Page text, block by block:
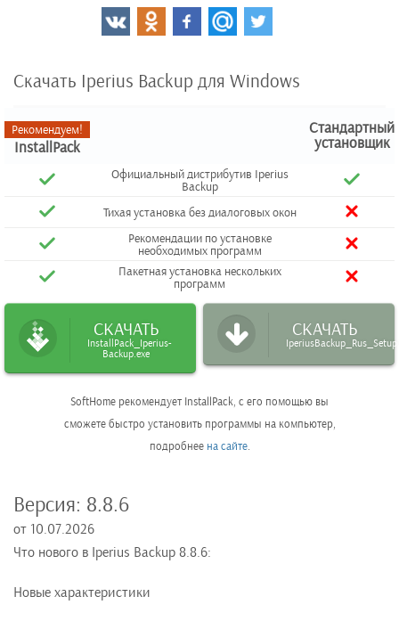
Скачать Iperius Backup для Windows
Рекомендуем!
InstallPack
Стандартный
установщик
Официальный дистрибутив Iperius
Backup
Тихая установка без диалоговых окон
Рекомендации по установке
необходимых программ
Пакетная установка нескольких
программ
СКАЧАТЬ
InstallPack_Iperius-
Backup.exe
СКАЧАТЬ
SoftHome рекомендует InstallPack, с его помощью вы
сможете быстро установить программы на компьютер,
подробнее на сайте.
Версия: 8.8.6
от 10.07.2026
Что нового в Iperius Backup 8.8.6:
Новые характеристики